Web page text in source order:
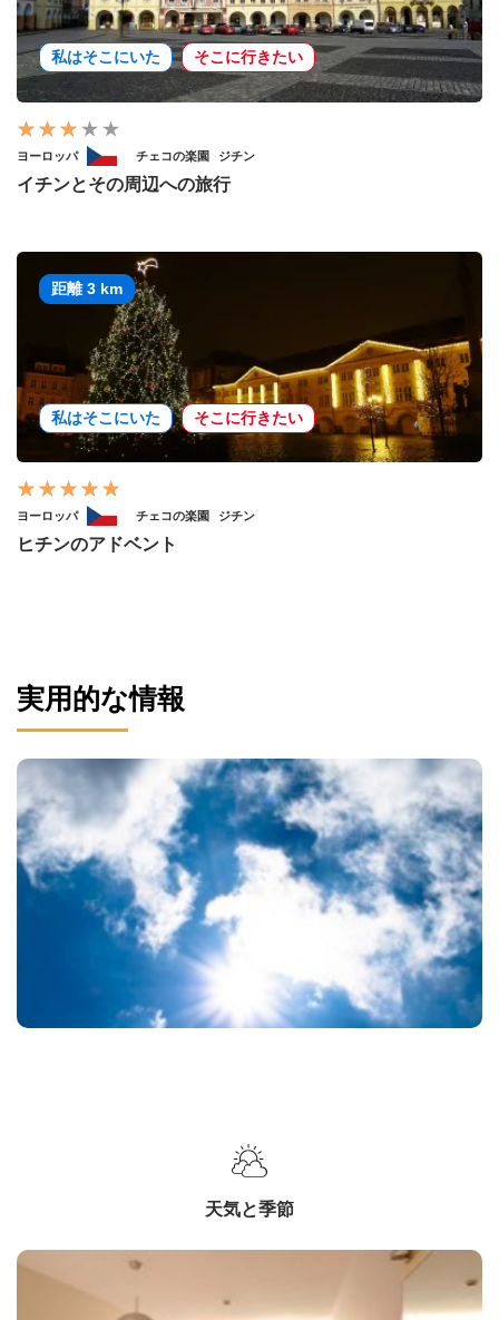
私はそこにいた そこに行きたい
ヨーロッパ チェコの楽園 ジチン
イチンとその周辺への旅行
距離 3 km
私はそこにいた そこに行きたい
ヨーロッパ チェコの楽園 ジチン
ヒチンのアドベント
実用的な情報
天気と季節